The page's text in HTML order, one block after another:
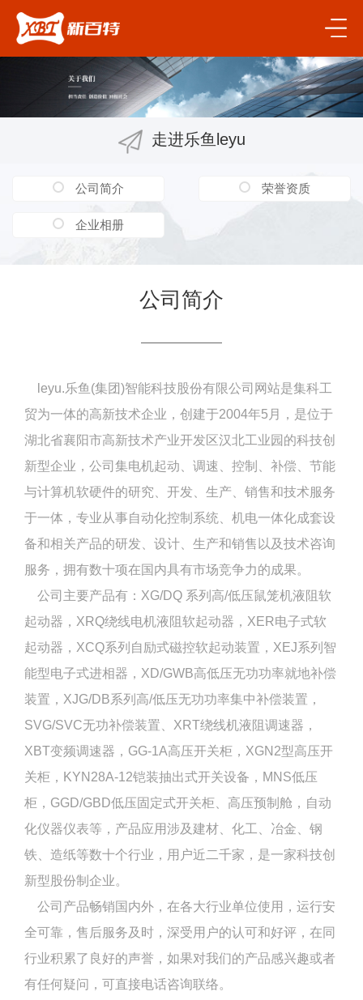
走进乐鱼leyu
公司简介 荣誉资质
企业相册
公司简介
leyu.乐鱼(集团)智能科技股份有限公司网站是集科工
贸为一体的高新技术企业，创建于2004年5月，是位于
湖北省襄阳市高新技术产业开发区汉北工业园的科技创
新型企业，公司集电机起动、调速、控制、补偿、节能
与计算机软硬件的研究、开发、生产、销售和技术服务
于一体，专业从事自动化控制系统、机电一体化成套设
备和相关产品的研发、设计、生产和销售以及技术咨询
服务，拥有数十项在国内具有市场竞争力的成果。
公司主要产品有：XG/DQ 系列高/低压鼠笼机液阻软
起动器，XRQ绕线电机液阻软起动器，XER电子式软
起动器，XCQ系列自励式磁控软起动装置，XEJ系列智
能型电子式进相器，XD/GWB高低压无功功率就地补偿
装置，XJG/DB系列高/低压无功功率集中补偿装置，
SVG/SVC无功补偿装置、XRT绕线机液阻调速器，
XBT变频调速器，GG-1A高压开关柜，XGN2型高压开
关柜，KYN28A-12铠装抽出式开关设备，MNS低压
柜，GGD/GBD低压固定式开关柜、高压预制舱，自动
化仪器仪表等，产品应用涉及建材、化工、冶金、钢
铁、造纸等数十个行业，用户近二千家，是一家科技创
新型股份制企业。
公司产品畅销国内外，在各大行业单位使用，运行安
全可靠，售后服务及时，深受用户的认可和好评，在同
行业积累了良好的声誉，如果对我们的产品感兴趣或者
有任何疑问，可直接电话咨询联络。